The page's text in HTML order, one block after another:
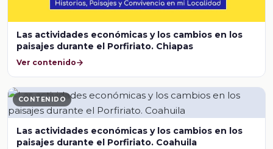
Las actividades económicas y los cambios en los
paisajes durante el Porfiriato. Chiapas
Ver contenido
CONTENIDO
Las actividades económicas y los cambios en los
paisajes durante el Porfiriato. Coahuila